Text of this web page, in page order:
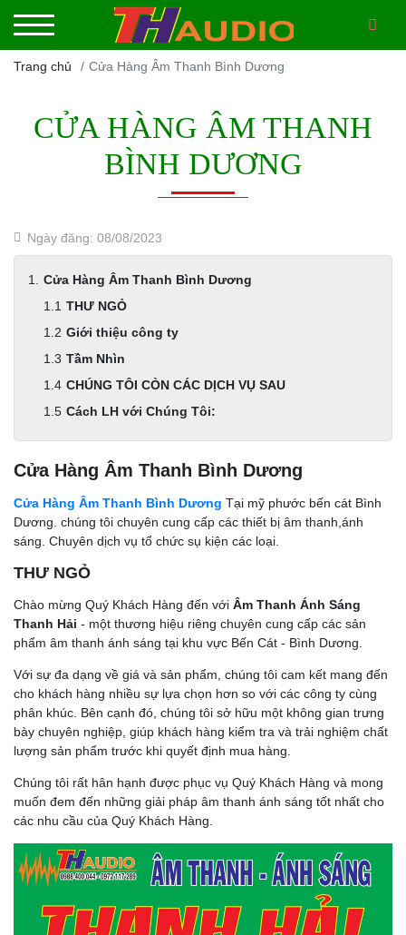
Trang chủ Cửa Hàng Âm Thanh Bình Dương
CỬA HÀNG ÂM THANH
BÌNH DƯƠNG
Ngày đăng: 08/08/2023
Cửa Hàng Âm Thanh Bình Dương
THƯ NGỎ
Giới thiệu công ty
Tầm Nhìn
CHÚNG TÔI CÒN CÁC DỊCH VỤ SAU
Cách LH với Chúng Tôi:
Cửa Hàng Âm Thanh Bình Dương
Cửa Hàng Âm Thanh Bình Dương Tại mỹ phước bến cát Bình
Dương. chúng tôi chuyên cung cấp các thiết bị âm thanh,ánh
sáng. Chuyên dịch vụ tổ chức sụ kiện các loại.
THƯ NGỎ
Chào mừng Quý Khách Hàng đến với Âm Thanh Ánh Sáng
Thanh Hải - một thương hiệu riêng chuyên cung cấp các sản
phẩm âm thanh ánh sáng tại khu vực Bến Cát - Bình Dương.
Với sự đa dạng về giá và sản phẩm, chúng tôi cam kết mang đến
cho khách hàng nhiều sự lựa chọn hơn so với các công ty cùng
phân khúc. Bên cạnh đó, chúng tôi sở hữu một không gian trưng
bày chuyên nghiệp, giúp khách hàng kiểm tra và trải nghiệm chất
lượng sản phẩm trước khi quyết định mua hàng.
Chúng tôi rất hân hạnh được phục vụ Quý Khách Hàng và mong
muốn đem đến những giải pháp âm thanh ánh sáng tốt nhất cho
các nhu cầu của Quý Khách Hàng.